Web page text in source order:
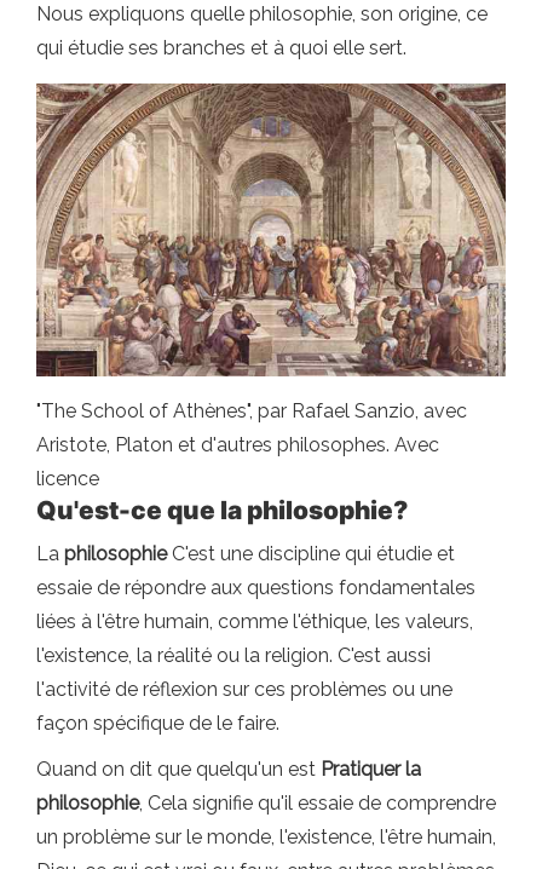
Nous expliquons quelle philosophie, son origine, ce
qui étudie ses branches et à quoi elle sert.
"The School of Athènes", par Rafael Sanzio, avec
Aristote, Platon et d'autres philosophes. Avec
licence
Qu'est-ce que la philosophie?
La philosophieC'est une discipline qui étudie et
essaie de répondre aux questions fondamentales
liées à l'être humain, comme l'éthique, les valeurs,
l'existence, la réalité ou la religion. C'est aussi
l'activité de réflexion sur ces problèmes ou une
façon spécifique de le faire.
Quand on dit que quelqu'un est Pratiquer la
philosophie, Cela signifie qu'il essaie de comprendre
un problème sur le monde, l'existence, l'être humain,